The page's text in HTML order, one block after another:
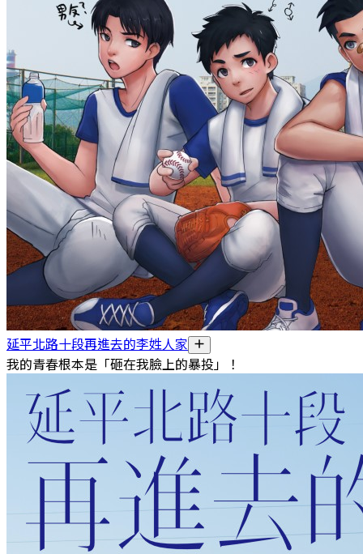
延平北路十段再進去的李姓人家
我的青春根本是「砸在我臉上的暴投」！